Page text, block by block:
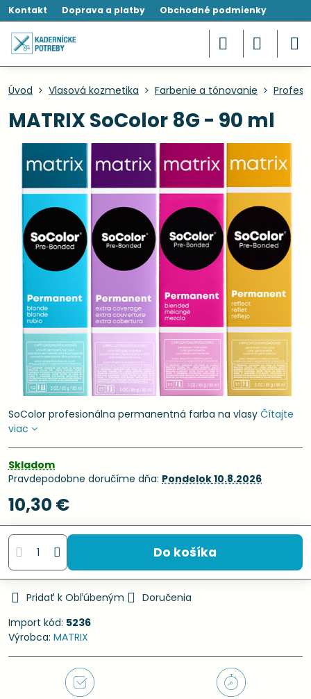
Kontakt Doprava a platby Obchodné podmienky
Úvod Vlasová kozmetika Farbenie a tónovanie
MATRIX SoColor 8G - 90 ml
SoColor profesionálna permanentná farba na vlasy Čítajte
viac
Skladom
Pravdepodobne doručíme dňa: Pondelok10.8.2026
10,30 €
Do košíka
Pridať k Obľúbeným
Doručenia
Import kód: 5236
Výrobca: MATRIX